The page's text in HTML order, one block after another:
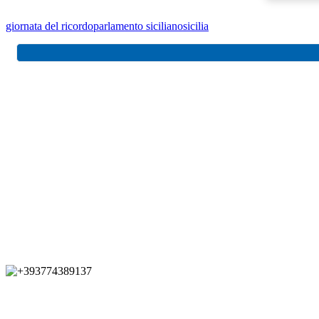
giornata del ricordoparlamento sicilianosicilia